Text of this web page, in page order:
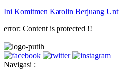
Ini Komitmen Karolin Berjuang
error: Content is protected !!
Navigasi :